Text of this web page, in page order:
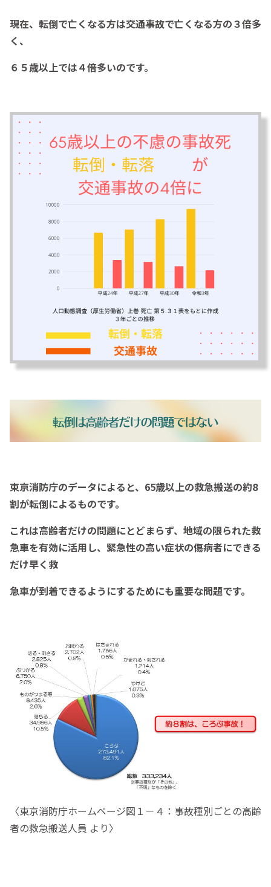
現在、転倒で亡くなる方は交通事故で亡くなる方の３倍多
く、
６５歳以上では４倍多いのです。
東京消防庁のデータによると、65歳以上の救急搬送の約8
割が転倒によるものです。
これは高齢者だけの問題にとどまらず、地域の限られた救
急車を有効に活用し、緊急性の高い症状の傷病者にできる
だけ早く救
急車が到着できるようにするためにも重要な問題です。
〈東京消防庁ホームページ図１－４：事故種別ごとの高齢
者の救急搬送人員 より〉